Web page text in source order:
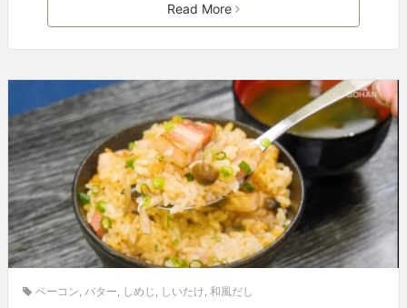
Read More
ベーコン, バター, しめじ , しいたけ, 和風だし